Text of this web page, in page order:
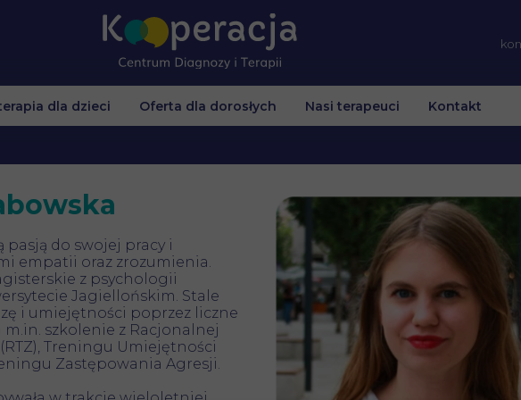
dla dzieci
Społecznych
Johansena
Oferta dla dorosłych Nasi terapeuci Kontakt
pasją do swojej pracy i
empatii oraz zrozumienia.
z psychologii
Jagiellońskim. Stale
i umiejętności poprzez liczne
m.in. szkolenie z Racjonalnej
Treningu Umiejętności
Zastępowania Agresji.